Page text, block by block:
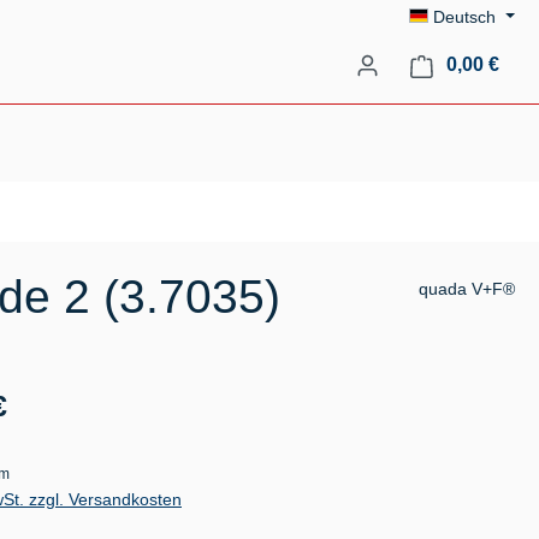
Deutsch
0,00 €
2 (3.7035) quada V+F®
zzgl. Versandkosten